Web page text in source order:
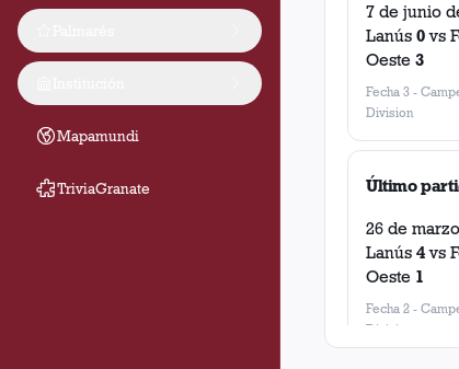
Mapamundi
TriviaGranate
7 de junio
Lanús 0vs
Oeste 3
Fecha 3 -
Division
Último
26 de
Lanús 4vs
Oeste 1
Fecha 2 -
Division